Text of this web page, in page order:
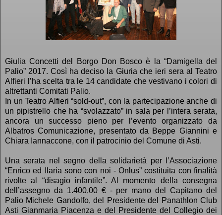
Giulia Concetti del Borgo Don Bosco è la “Damigella del
Palio” 2017. Così ha deciso la Giuria che ieri sera al Teatro
Alfieri l’ha scelta tra le 14 candidate che vestivano i colori di
altrettanti Comitati Palio.
In un Teatro Alfieri “sold-out”, con la partecipazione anche di
un pipistrello che ha “svolazzato” in sala per l’intera serata,
ancora un successo pieno per l’evento organizzato da
Albatros Comunicazione, presentato da Beppe Giannini e
Chiara Iannaccone, con il patrocinio del Comune di Asti.
Una serata nel segno della solidarietà per l’Associazione
“Enrico ed Ilaria sono con noi - Onlus” costituita con finalità
rivolte al “disagio infantile”. Al momento della consegna
dell’assegno da 1.400,00 € - per mano del Capitano del
Palio Michele Gandolfo, del Presidente del Panathlon Club
Asti Gianmaria Piacenza e del Presidente del Collegio dei